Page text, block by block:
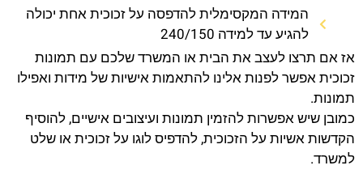
המידה המקסימלית להדפסה על זכוכית אחת יכולה
להגיע עד למידה 240/150
אז אם תרצו לעצב את הבית או המשרד שלכם עם תמונות
זכוכית אפשר לפנות אלינו להתאמות אישיות של מידות ואפילו
תמונות.
כמובן שיש אפשרות להזמין תמונות ועיצובים אישיים, להוסיף
הקדשות אשיות על הזכוכית, להדפיס לוגו על זכוכית או שלט
למשרד.